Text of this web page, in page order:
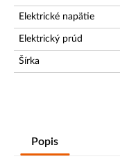
Elektrické napätie
Elektrický prúd
Šírka
Popis